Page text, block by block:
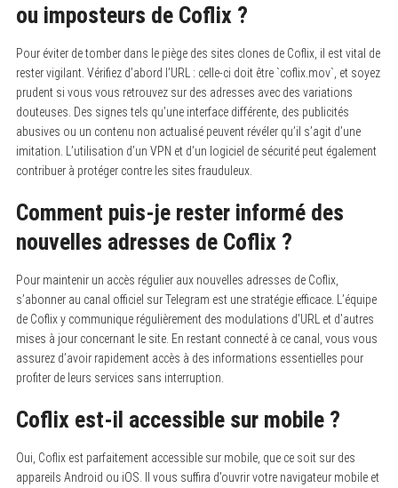
ou imposteurs de Coflix ?
Pour éviter de tomber dans le piège des sites clones de Coflix, il est vital de
rester vigilant. Vérifiez d’abord l’URL : celle-ci doit être `coflix.mov`, et soyez
prudent si vous vous retrouvez sur des adresses avec des variations
douteuses. Des signes tels qu’une interface différente, des publicités
abusives ou un contenu non actualisé peuvent révéler qu’il s’agit d’une
imitation. L’utilisation d’un VPN et d’un logiciel de sécurité peut également
contribuer à protéger contre les sites frauduleux.
Comment puis-je rester informé des
nouvelles adresses de Coflix ?
Pour maintenir un accès régulier aux nouvelles adresses de Coflix,
s’abonner au canal officiel sur Telegram est une stratégie efficace. L’équipe
de Coflix y communique régulièrement des modulations d’URL et d’autres
mises à jour concernant le site. En restant connecté à ce canal, vous vous
assurez d’avoir rapidement accès à des informations essentielles pour
profiter de leurs services sans interruption.
Coflix est-il accessible sur mobile ?
Oui, Coflix est parfaitement accessible sur mobile, que ce soit sur des
appareils Android ou iOS. Il vous suffira d’ouvrir votre navigateur mobile et